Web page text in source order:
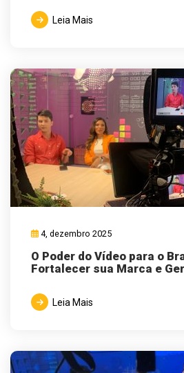
Leia Mais
4, dezembro 2025
O Poder do Vídeo para o
Fortalecer sua Marca e
Leia Mais